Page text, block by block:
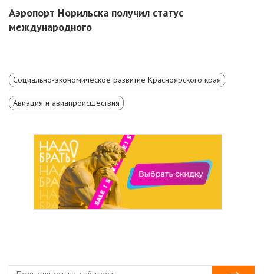
Аэропорт Норильска получил статус
международного
Социально-экономическое развитие Красноярского края
Авиация и авиапроисшествия